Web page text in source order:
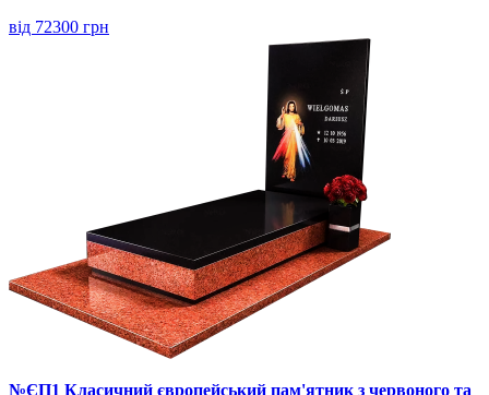
від 72300 грн
№ЄП1 Класичний європейський пам'ятник з червоного та